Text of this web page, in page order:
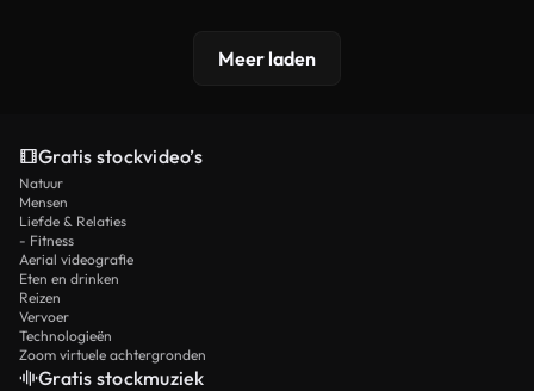
Meer laden
Gratis stockvideo’s
Natuur
Mensen
Liefde & Relaties
- Fitness
Aerial videografie
Eten en drinken
Reizen
Vervoer
Technologieën
Zoom virtuele achtergronden
Gratis stockmuziek